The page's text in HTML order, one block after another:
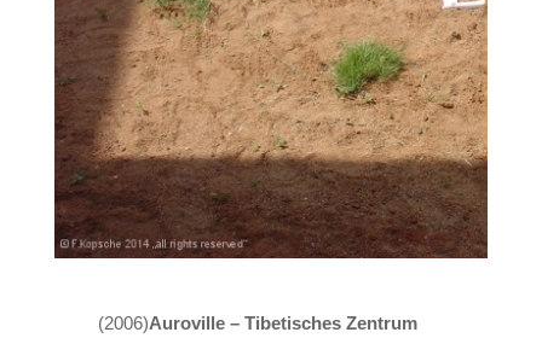
(2006)Auroville – Tibetisches Zentrum